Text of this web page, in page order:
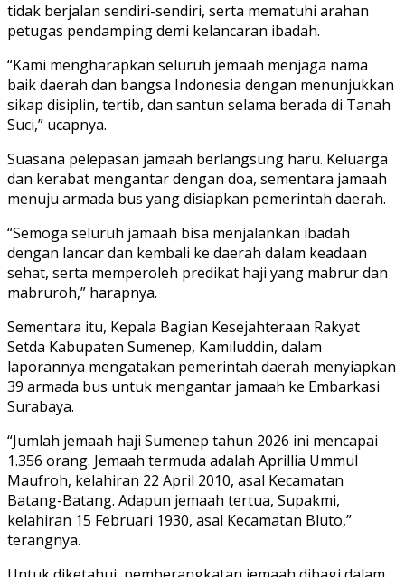
tidak berjalan sendiri-sendiri, serta mematuhi arahan
petugas pendamping demi kelancaran ibadah.
“Kami mengharapkan seluruh jemaah menjaga nama
baik daerah dan bangsa Indonesia dengan menunjukkan
sikap disiplin, tertib, dan santun selama berada di Tanah
Suci,” ucapnya.
Suasana pelepasan jamaah berlangsung haru. Keluarga
dan kerabat mengantar dengan doa, sementara jamaah
menuju armada bus yang disiapkan pemerintah daerah.
“Semoga seluruh jamaah bisa menjalankan ibadah
dengan lancar dan kembali ke daerah dalam keadaan
sehat, serta memperoleh predikat haji yang mabrur dan
mabruroh,” harapnya.
Sementara itu, Kepala Bagian Kesejahteraan Rakyat
Setda Kabupaten Sumenep, Kamiluddin, dalam
laporannya mengatakan pemerintah daerah menyiapkan
39 armada bus untuk mengantar jamaah ke Embarkasi
Surabaya.
“Jumlah jemaah haji Sumenep tahun 2026 ini mencapai
1.356 orang. Jemaah termuda adalah Aprillia Ummul
Maufroh, kelahiran 22 April 2010, asal Kecamatan
Batang-Batang. Adapun jemaah tertua, Supakmi,
kelahiran 15 Februari 1930, asal Kecamatan Bluto,”
terangnya.